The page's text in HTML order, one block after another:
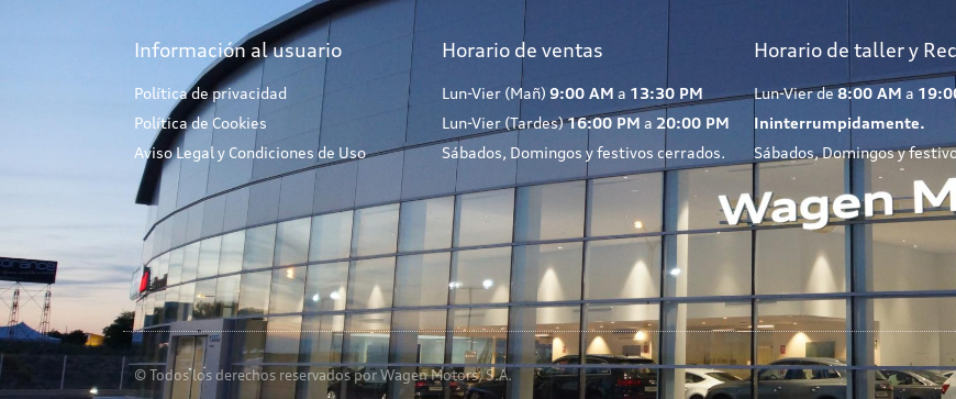
Información al usuario
Política de privacidad
Política de Cookies
Aviso Legal y Condiciones de Uso
Horario de ventas
Lun-Vier (Mañ) 9:00 AM a 13:30 PM
Lun-Vier (Tardes)16:00 PM a 20:00 PM
Sábados, Domingos y festivos cerrados.
Horario de taller y
Lun-Vier de8:00 AM a
Ininterrumpidamente.
Sábados, Domingos y
© Todos los derechos reservados por Wagen Motors, S.A.